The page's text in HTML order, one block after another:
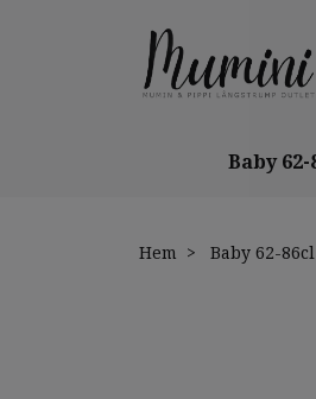
Baby 62-
Hem Baby 62-86cl